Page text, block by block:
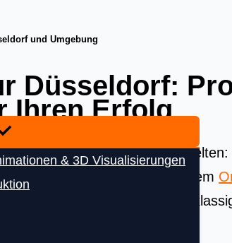
& 3D Visualisierungen
und Umgebung
Düsseldorf:
Ihren Erfolg
Sie das Beste aus allen
Präsenz. Von strategischem
bis hin zu
Erfolg in No Content.